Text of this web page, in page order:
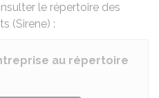
le répertoire des
(Sirene) :
au répertoire